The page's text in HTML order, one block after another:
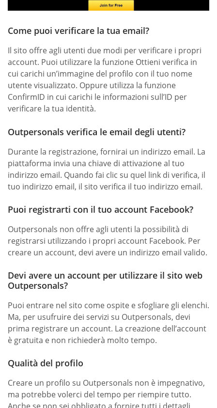
Come puoi verificare la tua email?
Il sito offre agli utenti due modi per verificare i propri
account. Puoi utilizzare la funzione Ottieni verifica in
cui carichi un’immagine del profilo con il tuo nome
utente visualizzato. Oppure utilizza la funzione
ConfirmID in cui carichi le informazioni sull’ID per
verificare la tua identità.
Outpersonals verifica le email degli utenti?
Durante la registrazione, fornirai un indirizzo email. La
piattaforma invia una chiave di attivazione al tuo
indirizzo email. Quando fai clic su quel link di verifica, il
tuo indirizzo email, il sito verifica il tuo indirizzo email.
Puoi registrarti con il tuo account Facebook?
Outpersonals non offre agli utenti la possibilità di
registrarsi utilizzando i propri account Facebook. Per
creare un account, devi avere un indirizzo email valido.
Devi avere un account per utilizzare il sito web
Outpersonals?
Puoi entrare nel sito come ospite e sfogliare gli elenchi.
Ma, per usufruire dei servizi su Outpersonals, devi
prima registrare un account. La creazione dell’account
è gratuita e non richiederà molto tempo.
Qualità del profilo
Creare un profilo su Outpersonals non è impegnativo,
ma potrebbe volerci del tempo per riempire tutto.